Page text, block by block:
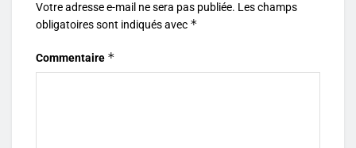
Votre adresse e-mail ne sera pas publiée. Les champs
obligatoires sont indiqués avec *
Commentaire *